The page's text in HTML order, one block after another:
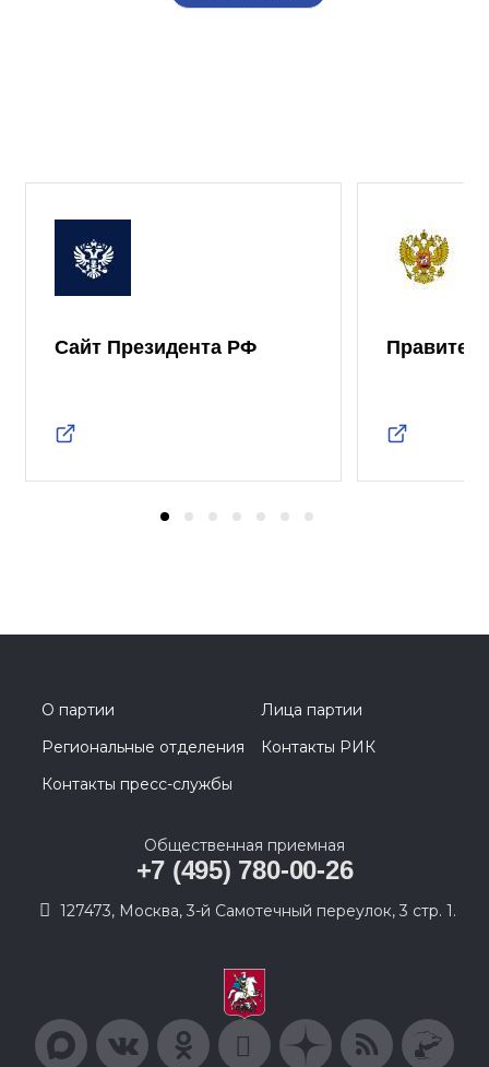
Сайт Президента РФ
О партии
Лица партии
Региональные отделения
Контакты РИК
Контакты пресс-службы
Общественная приемная
+7 (495) 780-00-26
127473, Москва, 3-й Самотечный переулок, 3 стр. 1.